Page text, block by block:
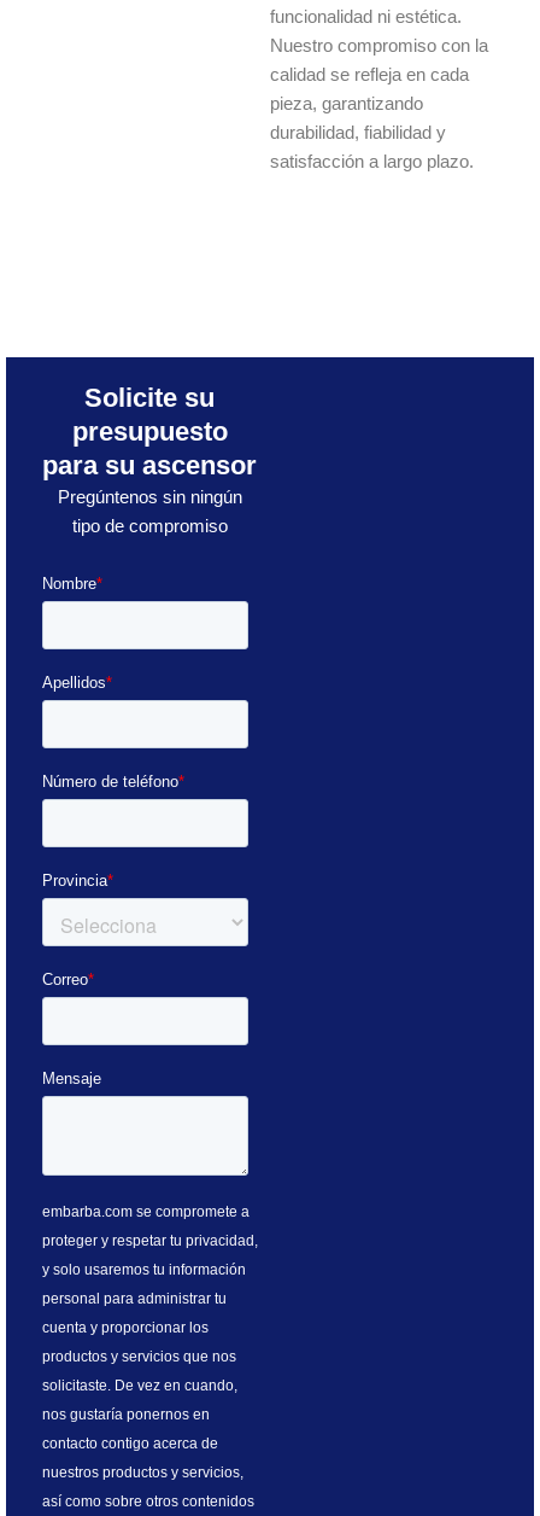
funcionalidad ni estética.
Nuestro compromiso con la
calidad se refleja en cada
pieza, garantizando
durabilidad, fiabilidad y
satisfacción a largo plazo.
Solicite su
presupuesto
para su ascensor
Pregúntenos sin ningún
tipo de compromiso